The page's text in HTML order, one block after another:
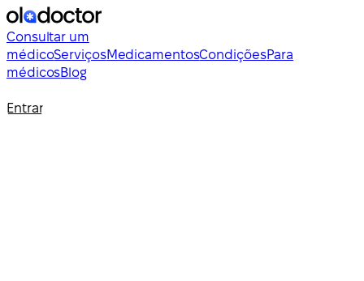
Consultar um
médicoServiçosMedicamentosCondiçõesPara
médicosBlog
Entrar